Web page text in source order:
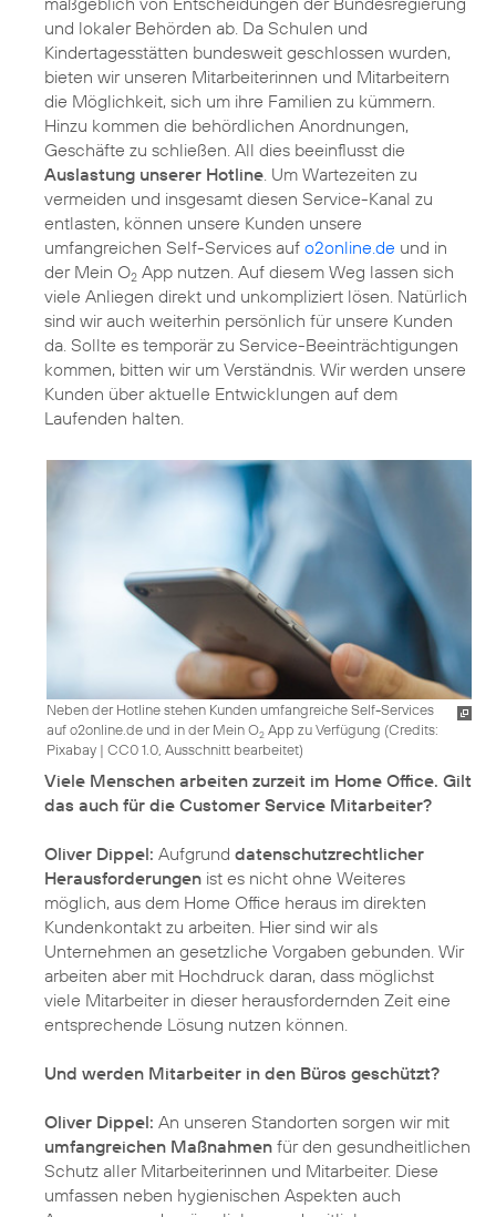
und lokaler Behörden ab. Da Schulen und
Kindertagesstätten bundesweit geschlossen wurden,
bieten wir unseren Mitarbeiterinnen und Mitarbeitern
die Möglichkeit, sich um ihre Familien zu kümmern.
Hinzu kommen die behördlichen Anordnungen,
Geschäfte zu schließen. All dies beeinflusst die
Auslastung unserer Hotline . Um Wartezeiten zu
vermeiden und insgesamt diesen Service-Kanal zu
entlasten, können unsere Kunden unsere
umfangreichen Self-Services auf o2online.de und in
der Mein O2 App nutzen. Auf diesem Weg lassen sich
viele Anliegen direkt und unkompliziert lösen. Natürlich
sind wir auch weiterhin persönlich für unsere Kunden
da. Sollte es temporär zu Service-Beeinträchtigungen
kommen, bitten wir um Verständnis. Wir werden unsere
Kunden über aktuelle Entwicklungen auf dem
Laufenden halten.
Neben der Hotline stehen Kunden umfangreiche Self-Services
auf o2online.de und in der Mein O2 App zu Verfügung (Credits:
Pixabay | CC0 1.0, Ausschnitt bearbeitet)
Viele Menschen arbeiten zurzeit im Home Office. Gilt
das auch für die Customer Service Mitarbeiter?
Oliver Dippel: Aufgrund datenschutzrechtlicher
Herausforderungen ist es nicht ohne Weiteres
möglich, aus dem Home Office heraus im direkten
Kundenkontakt zu arbeiten. Hier sind wir als
Unternehmen an gesetzliche Vorgaben gebunden. Wir
arbeiten aber mit Hochdruck daran, dass möglichst
viele Mitarbeiter in dieser herausfordernden Zeit eine
entsprechende Lösung nutzen können.
Und werden Mitarbeiter in den Büros geschützt?
Oliver Dippel: An unseren Standorten sorgen wir mit
umfangreichen Maßnahmen für den gesundheitlichen
Schutz aller Mitarbeiterinnen und Mitarbeiter. Diese
umfassen neben hygienischen Aspekten auch